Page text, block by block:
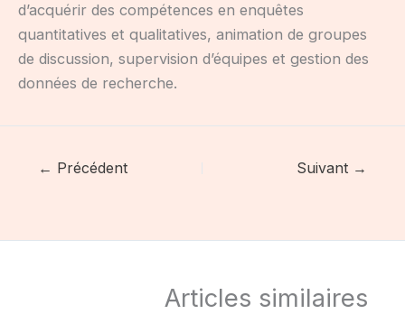
d’acquérir des compétences en enquêtes
quantitatives et qualitatives, animation de groupes
de discussion, supervision d’équipes et gestion des
données de recherche.
← Précédent Suivant →
Articles similaires